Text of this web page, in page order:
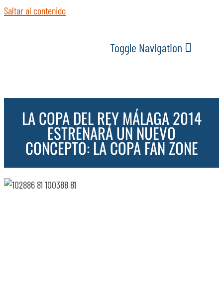
Saltar al contenido
Toggle Navigation
ACTUALIDAD
SERVICIOS
LA COPA DEL REY MÁLAGA 2014
ESTRENARÁ UN NUEVO
CONCEPTO: LA COPA FAN ZONE